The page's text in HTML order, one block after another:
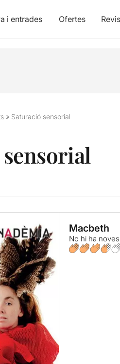
i entrades Ofertes
» Saturació sensorial
Macbeth
No hi ha